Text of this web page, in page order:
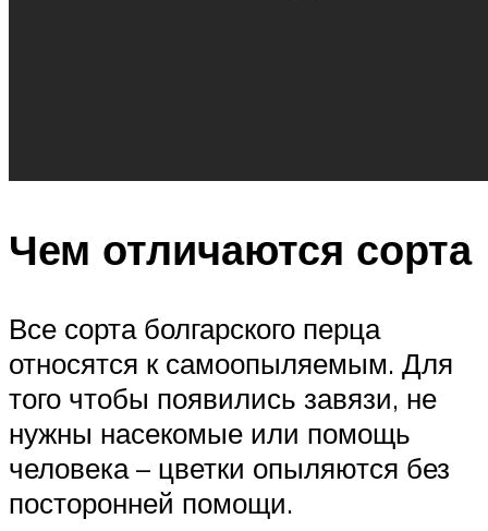
Чем отличаются сорта
Все сорта болгарского перца
относятся к самоопыляемым. Для
того чтобы появились завязи, не
нужны насекомые или помощь
человека – цветки опыляются без
посторонней помощи.